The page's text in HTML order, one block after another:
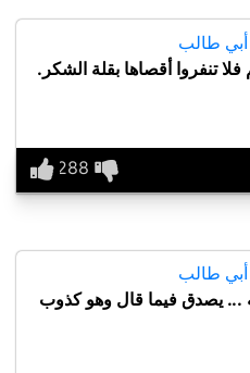
أبي طالب
تنفروا أقصاها بقلة الشكر.
أبي طالب
... يصدق فيما قال وهو كذوب